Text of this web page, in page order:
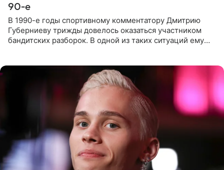
90-е
В 1990-е годы спортивному комментатору Дмитрию
Губерниеву трижды довелось оказаться участником
бандитских разборок. В одной из таких ситуаций ему